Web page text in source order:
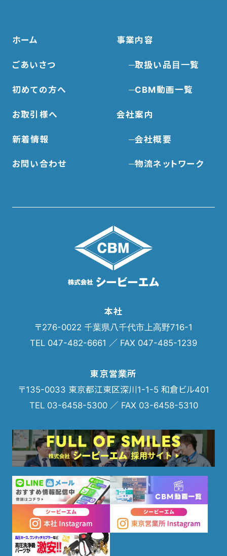
本社
〒276-0022 千葉県八千代市上高野716-1
TEL 047-482-6661 ／ FAX 047-485-1239
東京営業所
〒135-0033 東京都江東区深川1-1-5 和倉ビル401
TEL 03-6458-5300 ／ FAX 03-6458-5310
ホーム 事業内容
取扱い品目一覧
CBM動画一覧
ごあいさつ
会社案内
会社概要
物流ネットワーク
初めての方へ
お取引様へ
新着情報
お問い合わせ